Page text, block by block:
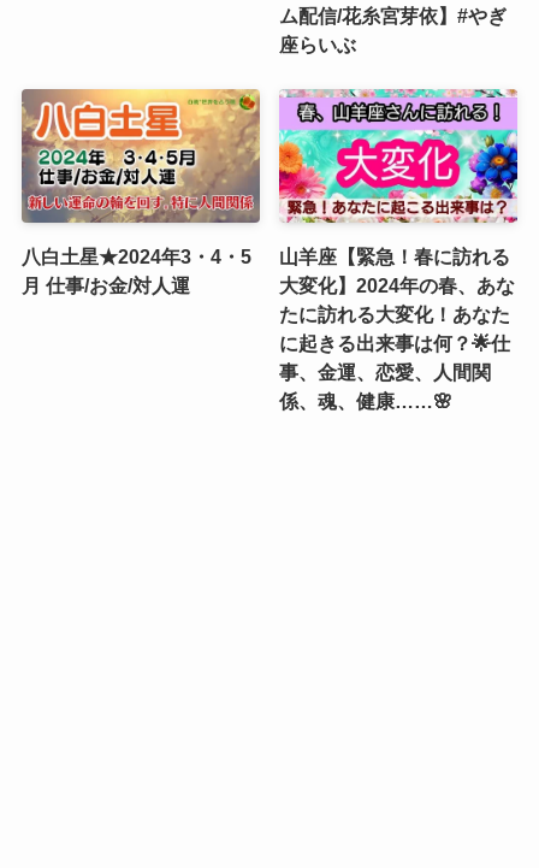
ム配信/花糸宮芽依】#やぎ
座らいぶ
八白土星★2024年3・4・5
月 仕事/お金/対人運
山羊座【緊急！春に訪れる
大変化】2024年の春、あな
たに訪れる大変化！あなた
に起きる出来事は何？🌟仕
事、金運、恋愛、人間関
係、魂、健康……🌸